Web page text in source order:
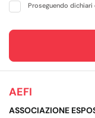
Proseguendo
AEFI
ASSOCIAZIONE